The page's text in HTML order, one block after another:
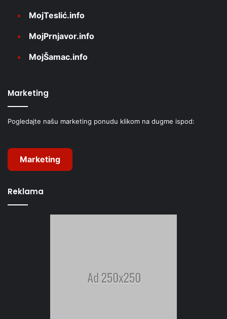
MojTeslić.info
MojPrnjavor.info
MojŠamac.info
Marketing
Pogledajte našu marketing ponudu klikom na dugme ispod:
Marketing
Reklama